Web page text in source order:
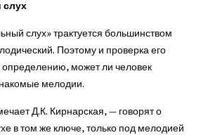
слух
слух» трактуется большинством
Поэтому и проверка его
определению, может ли человек
мелодии.
Д.К. Кирнарская, — говорят о
в том же ключе, только под мелодией